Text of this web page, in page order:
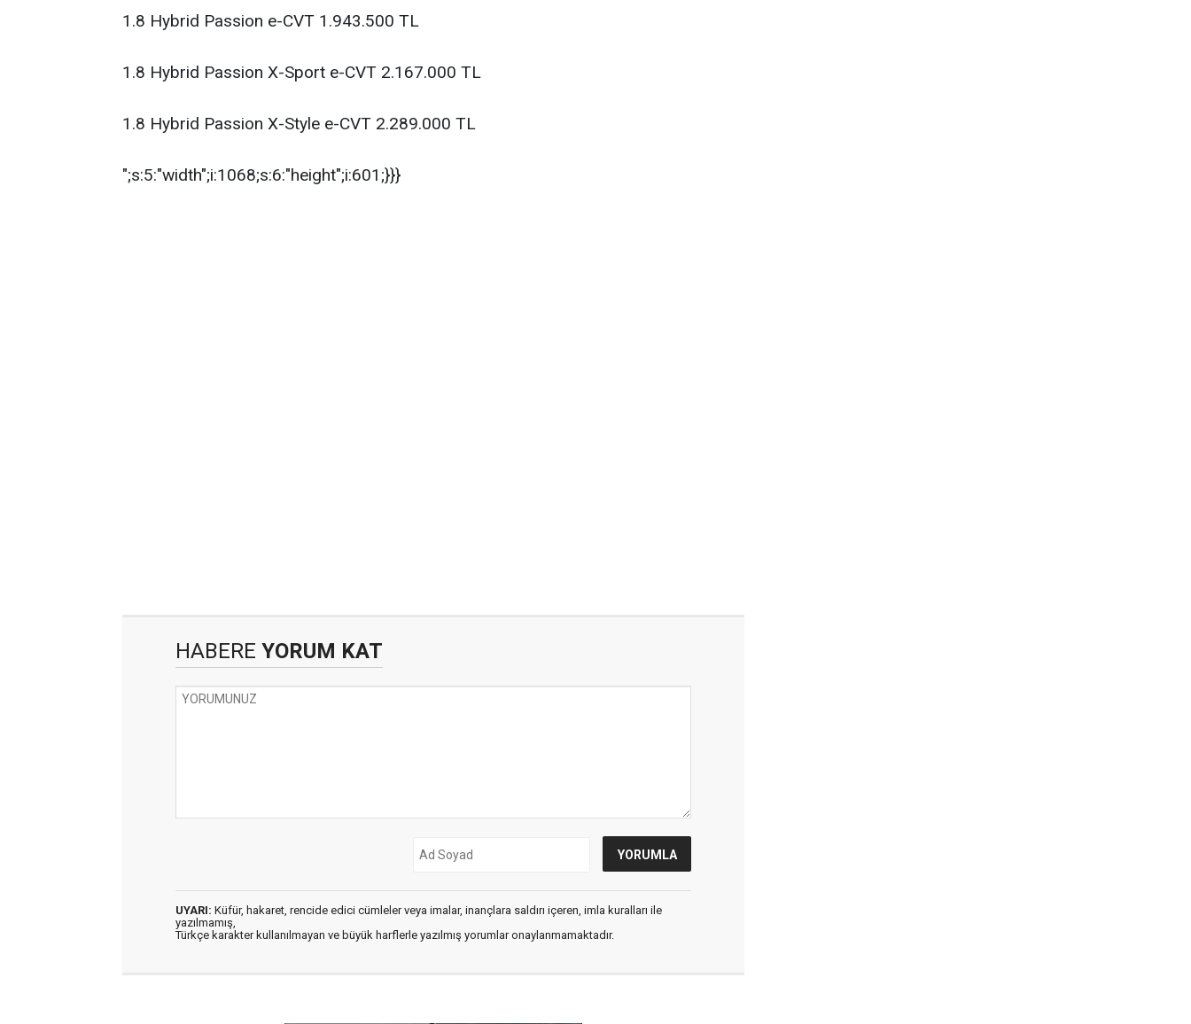
1.8 Hybrid Passion e-CVT 1.943.500 TL
1.8 Hybrid Passion X-Sport e-CVT 2.167.000 TL
1.8 Hybrid Passion X-Style e-CVT 2.289.000 TL
";s:5:"width";i:1068;s:6:"height";i:601;}}}
HABERE YORUM KAT
UYARI: Küfür, hakaret, rencide edici cümleler veya imalar, inançlara saldırı içeren, imla kuralları ile
yazılmamış,
Türkçe karakter kullanılmayan ve büyük harflerle yazılmış yorumlar onaylanmamaktadır.